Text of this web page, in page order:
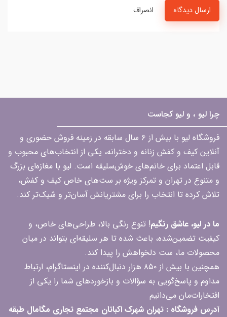
ارسال دیدگاه انصراف
چرا لیو ، و لیو کجاست
فروشگاه لیو با بیش از ۶ سال سابقه در زمینه فروش حضوری و
آنلاین کیف و کفش زنانه و دخترانه، یکی از انتخاب‌های محبوب و
قابل اعتماد برای خانم‌های خوش‌سلیقه است. لیو با مغازه‌ای بزرگ
و متنوع در تهران و تمرکز ویژه بر ست‌های خاص کیف و کفش،
تلاش کرده تا انتخاب را برای مشتریانش آسان‌تر و شیک‌تر کند.
ما در لیو، عاشق رنگیم! تنوع رنگی بالا، طراحی‌های خاص، و
کیفیت تضمین‌شده، باعث شده تا هر سلیقه‌ای بتواند در میان
محصولات ما، ست دلخواهش را پیدا کند.
همچنین با بیش از ۸۵۰ هزار دنبال‌کننده در اینستاگرام، ارتباط
مداوم و پاسخ‌گویی به سؤالات و بازخوردهای شما را یکی از
افتخارات‌مان می‌دانیم
آدرس فروشگاه : تهران شهرک اکباتان مجتمع تجاری مگامال طبقه